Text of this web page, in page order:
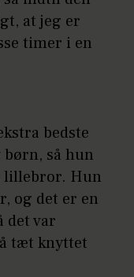
at jeg er
timer i en
bedste
så hun
lillebror. Hun
og det er en
det var
tæt knyttet